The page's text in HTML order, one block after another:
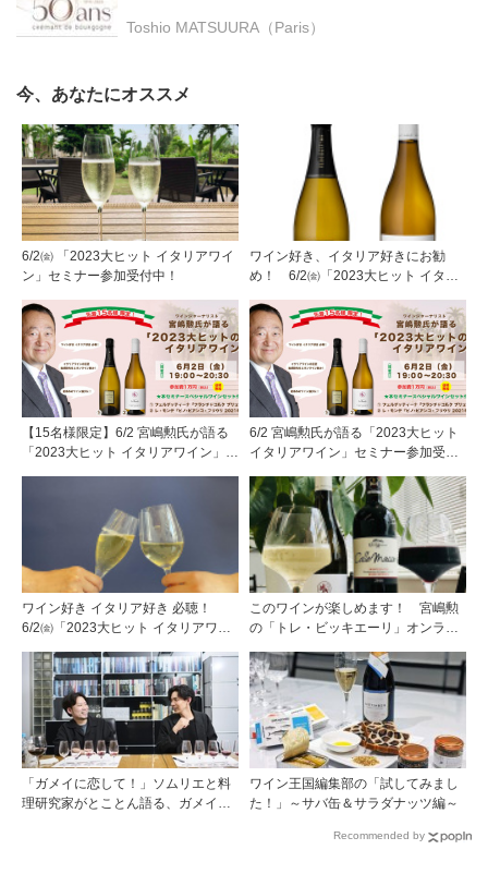
Toshio MATSUURA（Paris）
今、あなたにオススメ
6/2㈮ 「2023大ヒット イタリアワイ
ン」セミナー参加受付中！
ワイン好き、イタリア好きにお勧
め！ 6/2㈮「2023大ヒット イタリ
しています！
【15名様限定】6/2 宮嶋勲氏が語る
「2023大ヒット イタリアワイン」セ
6/2 宮嶋勲氏が語る「2023大ヒット
イタリアワイン」セミナー参加受付
ワイン好き イタリア好き 必聴！
6/2㈮「2023大ヒット イタリアワイ
ます！
このワインが楽しめます！ 宮嶋勲
の「トレ・ビッキエーリ」オンライ
「ガメイに恋して！」ソムリエと料
理研究家がとことん語る、ガメイの
ワイン王国編集部の「試してみまし
た！」～サバ缶＆サラダナッツ編～
Recommended by